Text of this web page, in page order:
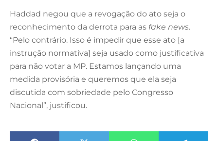
Haddad negou que a revogação do ato seja o
reconhecimento da derrota para as fake news.
“Pelo contrário. Isso é impedir que esse ato [a
instrução normativa] seja usado como justificativa
para não votar a MP. Estamos lançando uma
medida provisória e queremos que ela seja
discutida com sobriedade pelo Congresso
Nacional”, justificou.